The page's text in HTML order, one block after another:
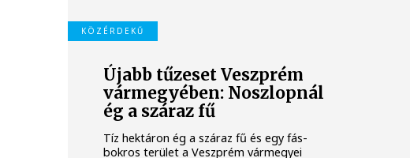
KÖZÉRDEKŰ
Újabb tűzeset Veszprém
vármegyében: Noszlopnál
ég a száraz fű
Tíz hektáron ég a száraz fű és egy fás-
bokros terület a Veszprém vármegyei